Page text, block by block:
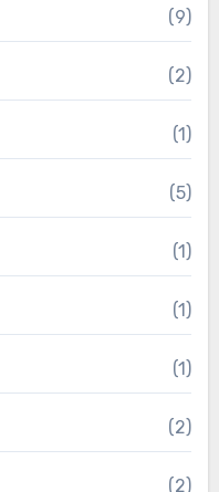
(9)
(2)
(1)
(5)
(1)
(1)
(1)
(2)
(2)